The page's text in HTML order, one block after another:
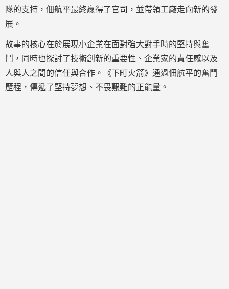
隊的支持，佃航平最終贏得了官司，並帶領工廠走向新的發
展。
故事的核心在於展現小企業在面對強大對手時的堅持與奮
鬥，同時也探討了技術創新的重要性、企業家的責任感以及
人與人之間的信任與合作。《下町火箭》通過佃航平的奮鬥
歷程，傳遞了堅持夢想、不畏艱難的正能量。